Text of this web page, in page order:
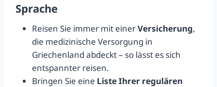
Sprache
Reisen Sie immer mit einerVersicherung,
die medizinische Versorgung in
Griechenland abdeckt – so lässt es sich
entspannter reisen.
Bringen Sie eine Liste Ihrer regulären